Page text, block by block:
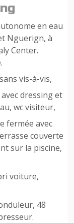
en eau
Nguerign, à
Center.
vis-à-vis,
dressing et
wc visiteur,
fermée avec
couverte
sur la piscine,
voiture,
48